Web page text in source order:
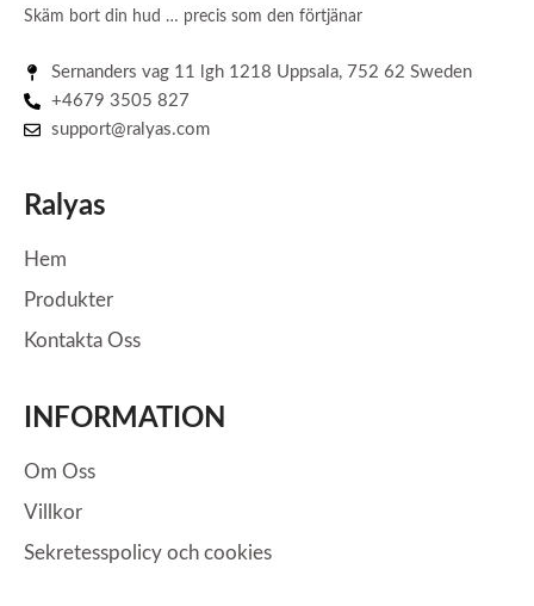
Skäm bort din hud … precis som den förtjänar
Sernanders vag 11 lgh 1218 Uppsala, 752 62 Sweden
+4679 3505 827
support@ralyas.com
Ralyas
Hem
Produkter
Kontakta Oss
INFORMATION
Om Oss
Villkor
Sekretesspolicy och cookies